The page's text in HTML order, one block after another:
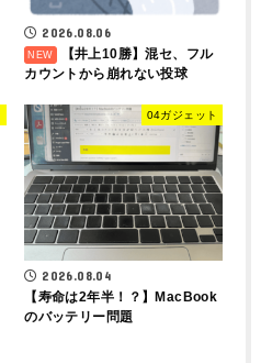
2026.08.06
【井上10勝】混セ、フル
カウントから崩れない投球
04ガジェット
2026.08.04
【寿命は2年半！？】MacBook
のバッテリー問題